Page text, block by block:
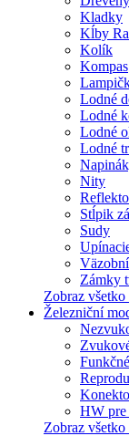
Kladky
Kĺby
Kolík
Kompas
Lodné
Lodné
Lodné
Lodné
Nity
Stĺpik
Sudy
Zámky
Zobraz
Železniční
HW pre
Zobraz